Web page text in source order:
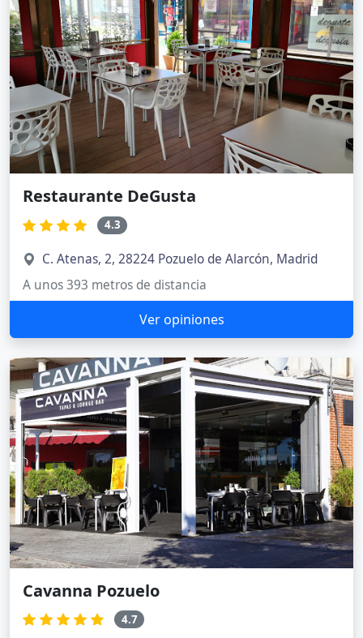
Restaurante DeGusta
4.3
C. Atenas, 2, 28224 Pozuelo de Alarcón, Madrid
A unos 393 metros de distancia
Ver opiniones
Cavanna Pozuelo
4.7